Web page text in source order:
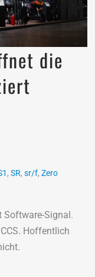
die
, SR, sr/f, Zero
Software-Signal.
Hoffentlich